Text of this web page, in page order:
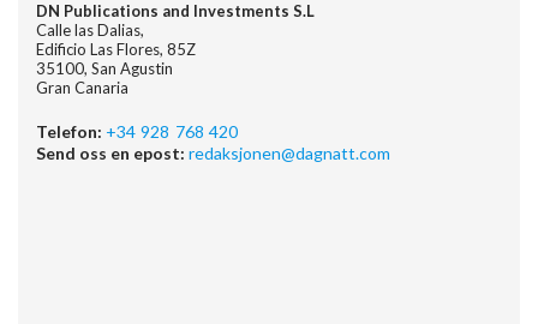
DN Publications and Investments S.L
Calle las Dalias,
Edificio Las Flores, 85Z
35100, San Agustin
Gran Canaria
Telefon: +34 928 768 420
Send oss en epost: redaksjonen@dagnatt.com